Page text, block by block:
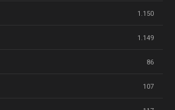
1.150
1.149
86
107